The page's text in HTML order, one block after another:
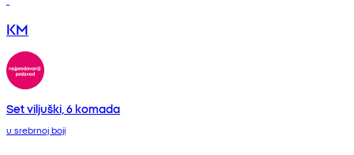
KM
Set viljuški, 6 komada
u srebrnoj boji